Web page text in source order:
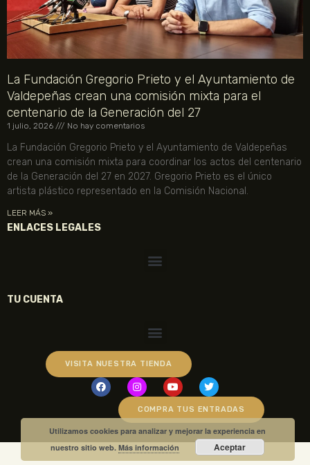
La Fundación Gregorio Prieto y el Ayuntamiento de
Valdepeñas crean una comisión mixta para el
centenario de la Generación del 27
1 julio, 2026 No hay comentarios
La Fundación Gregorio Prieto y el Ayuntamiento de Valdepeñas
crean una comisión mixta para coordinar los actos del centenario
de la Generación del 27 en 2027. Gregorio Prieto es el único
artista plástico representado en la Comisión Nacional.
LEER MÁS »
ENLACES LEGALES
TU CUENTA
VISITA NUESTRA TIENDA
COMPRA TUS ENTRADAS
Utilizamos cookies para analizar y mejorar la experiencia en
nuestro sitio web.Más información Aceptar